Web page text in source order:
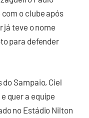
o clube após
já teve o nome
para defender
Sampaio, Ciel
quer a equipe
no Estádio Nilton